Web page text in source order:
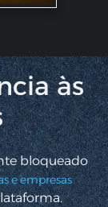
às
bloqueado
e empresas